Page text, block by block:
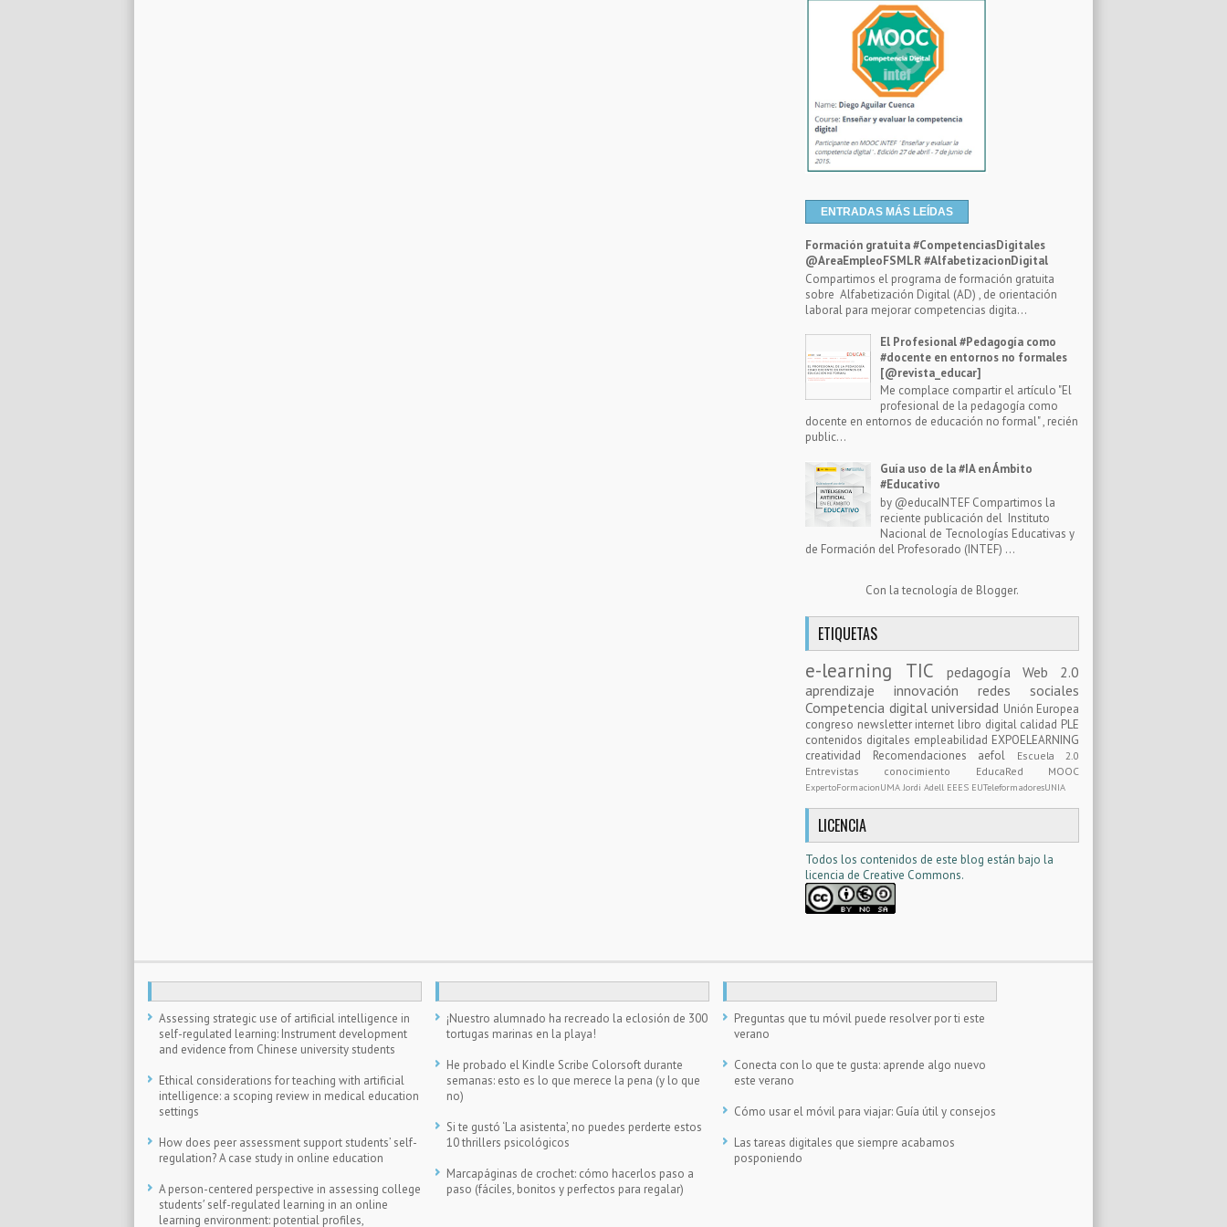
ENTRADAS MÁS LEÍDAS
Formación gratuita #CompetenciasDigitales
@AreaEmpleoFSMLR #AlfabetizacionDigital
Compartimos el programa de formación gratuita
sobre Alfabetización Digital (AD) , de orientación
laboral para mejorar competencias digita...
El Profesional #Pedagogía como
#docente en entornos no formales
[@revista_educar]
Me complace compartir el artículo "El
profesional de la pedagogía como
docente en entornos de educación no formal" , recién
public...
Guía uso de la #IA en Ámbito
#Educativo
by @educaINTEF Compartimos la
reciente publicación del Instituto
Nacional de Tecnologías Educativas y
de Formación del Profesorado (INTEF) ...
Con la tecnología de Blogger.
ETIQUETAS
e-learning TIC pedagogía Web 2.0
aprendizaje innovación redes sociales
Competencia digital universidad Unión Europea
congreso newsletter internet libro digital calidad PLE
contenidos digitales empleabilidad EXPOELEARNING
creatividad Recomendaciones aefol
Escuela 2.0
Entrevistas conocimiento EducaRed MOOC
ExpertoFormacionUMA Jordi Adell EEES EUTeleformadoresUNIA
LICENCIA
Todos los contenidos de este blog están bajo la
licencia de Creative Commons.
Assessing strategic use of artificial intelligence in
self-regulated learning: Instrument development
and evidence from Chinese university students
Ethical considerations for teaching with artificial
intelligence: a scoping review in medical education
settings
How does peer assessment support students’ self-
regulation? A case study in online education
A person-centered perspective in assessing college
students′ self-regulated learning in an online
learning environment: potential profiles,
¡Nuestro alumnado ha recreado la eclosión de 300
tortugas marinas en la playa!
He probado el Kindle Scribe Colorsoft durante
semanas: esto es lo que merece la pena (y lo que
no)
Si te gustó ‘La asistenta’, no puedes perderte estos
10 thrillers psicológicos
Marcapáginas de crochet: cómo hacerlos paso a
paso (fáciles, bonitos y perfectos para regalar)
Preguntas que tu móvil puede resolver por ti este
verano
Conecta con lo que te gusta: aprende algo nuevo
este verano
Cómo usar el móvil para viajar: Guía útil y consejos
Las tareas digitales que siempre acabamos
posponiendo